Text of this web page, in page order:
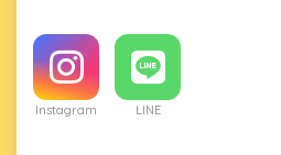
Instagram LINE